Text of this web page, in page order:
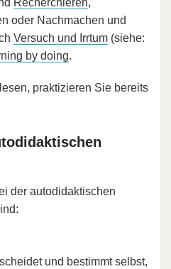
Recherchieren,
oder Nachmachen und
Versuch und Irrtum (siehe:
by doing.
praktizieren Sie bereits
der autodidaktischen
und bestimmt selbst,